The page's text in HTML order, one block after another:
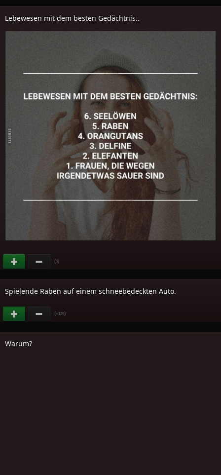
Lebewesen mit dem besten Gedächtnis..
(0)
Spielende Raben auf einem schneebedeckten Auto.
(+129)
Warum?